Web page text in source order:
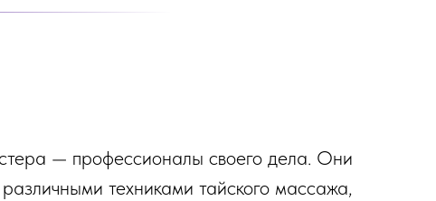
— профессионалы своего дела. Они
техниками тайского массажа,